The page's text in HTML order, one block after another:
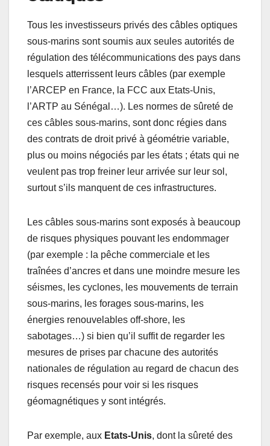
Tous les investisseurs privés des câbles optiques
sous-marins sont soumis aux seules autorités de
régulation des télécommunications des pays dans
lesquels atterrissent leurs câbles (par exemple
l’ARCEP en France, la FCC aux Etats-Unis,
l’ARTP au Sénégal…). Les normes de sûreté de
ces câbles sous-marins, sont donc régies dans
des contrats de droit privé à géométrie variable,
plus ou moins négociés par les états ; états qui ne
veulent pas trop freiner leur arrivée sur leur sol,
surtout s’ils manquent de ces infrastructures.
Les câbles sous-marins sont exposés à beaucoup
de risques physiques pouvant les endommager
(par exemple : la pêche commerciale et les
traînées d’ancres et dans une moindre mesure les
séismes, les cyclones, les mouvements de terrain
sous-marins, les forages sous-marins, les
énergies renouvelables off-shore, les
sabotages…) si bien qu’il suffit de regarder les
mesures de prises par chacune des autorités
nationales de régulation au regard de chacun des
risques recensés pour voir si les risques
géomagnétiques y sont intégrés.
Par exemple, aux Etats-Unis, dont la sûreté des